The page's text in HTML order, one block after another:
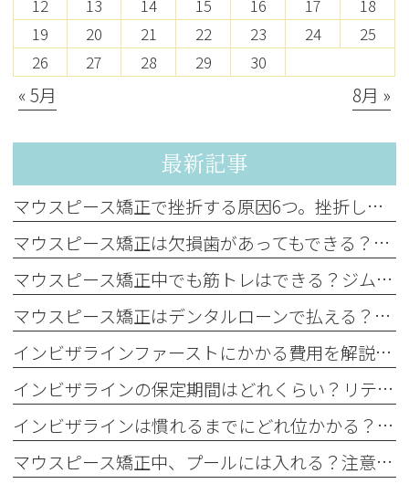
12
13 14 15 16 17
18
19
20 21 22 23 24
25
26
27 28 29 30
« 5月 8月 »
最新記事
マウスピース矯正で挫折する原因6つ。挫折しやすい人の特徴と挫折を防ぐポイント
マウスピース矯正は欠損歯があってもできる？押さえておきたいリスクを解説
マウスピース矯正中でも筋トレはできる？ジム通いの方必見
マウスピース矯正はデンタルローンで払える？種類やメリット・デメリットを解説
インビザラインファーストにかかる費用を解説。保険適用の有無や費用を抑える方法も
インビザラインの保定期間はどれくらい？リテーナーの装着時間や後戻りのリスクを解説
インビザラインは慣れるまでにどれ位かかる？違和感や痛みが続く期間と対処法を解説
マウスピース矯正中、プールには入れる？注意点や衛生管理のポイントを解説